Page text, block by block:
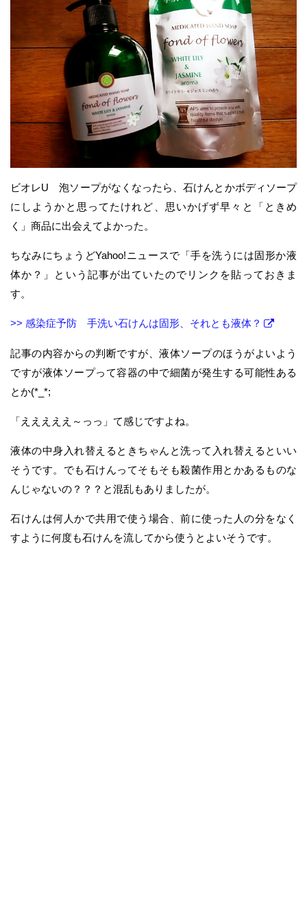
ビオレU 泡ソープがなくなったら、石けんとかボディソープ
にしようかと思ってたけれど、思いかげず早々と「ときめ
く」商品に出会えてよかった。
ちなみにちょうどYahoo!ニュースで「手を洗うには固形か液
体か？」という記事が出ていたのでリンクを貼っておきま
す。
>> 感染症予防 手洗い石けんは固形、それとも液体？
記事の内容からの判断ですが、液体ソープのほうがよいよう
ですが液体ソープって容器の中で細菌が発生する可能性ある
とか(*_*;
「えええええ～っっ」て感じですよね。
液体の中身入れ替えるときちゃんと洗って入れ替えるといい
そうです。でも石けんってそもそも殺菌作用とかあるものな
んじゃないの？？？と混乱もありましたが。
石けんは何人かで共用で使う場合、前に使った人の分をなく
すように何度も石けんを流してから使うとよいそうです。